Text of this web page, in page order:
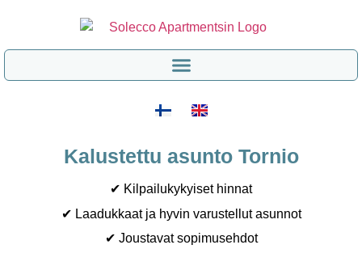
Kalustettu asunto Tornio
✔ Kilpailukykyiset hinnat
✔ Laadukkaat ja hyvin varustellut asunnot
✔ Joustavat sopimusehdot